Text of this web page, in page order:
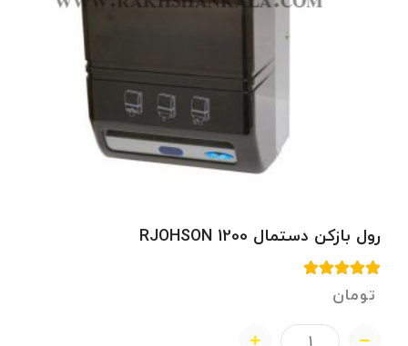
رول بازکن دستمال RJOHSON 1200
تومان